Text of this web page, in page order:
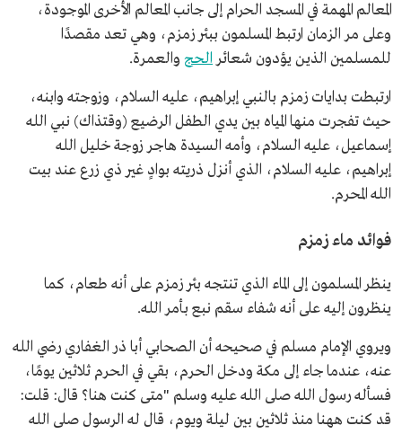
المعالم المهمة في المسجد الحرام إلى جانب المعالم الأخرى الموجودة،
وعلى مر الزمان ارتبط المسلمون ببئر زمزم، وهي تعد مقصدًا
للمسلمين الذين يؤدون شعائر الحج والعمرة.
ارتبطت بدايات زمزم بالنبي إبراهيم، عليه السلام، وزوجته وابنه،
حيث تفجرت منها المياه بين يدي الطفل الرضيع (وقتذاك) نبي الله
إسماعيل، عليه السلام، وأمه السيدة هاجر زوجة خليل الله
إبراهيم، عليه السلام، الذي أنزل ذريته بوادٍ غير ذي زرع عند بيت
الله المحرم.
فوائد ماء زمزم
ينظر المسلمون إلى الماء الذي تنتجه بئر زمزم على أنه طعام، كما
ينظرون إليه على أنه شفاء سقم نبع بأمر الله.
ويروي الإمام مسلم في صحيحه أن الصحابي أبا ذر الغفاري رضي الله
عنه، عندما جاء إلى مكة ودخل الحرم، بقي في الحرم ثلاثين يومًا،
فسأله رسول الله صلى الله عليه وسلم "متى كنت هنا؟ قال: قلت:
قد كنت ههنا منذ ثلاثين بين ليلة ويوم، قال له الرسول صلى الله